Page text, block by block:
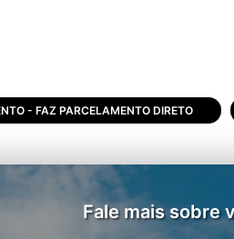
- FAZ PARCELAMENTO DIRETO
Fale mais sobre